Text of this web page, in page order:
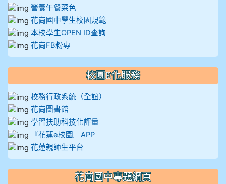
營養午餐菜色
花崗國中學生校園規範
本校學生OPEN ID查詢
花崗FB粉專
校園E化服務
校務行政系統（全誼）
花崗圖書館
學習扶助科技化評量
『花蓮e校園』APP
花蓮親師生平台
花崗國中專題網頁